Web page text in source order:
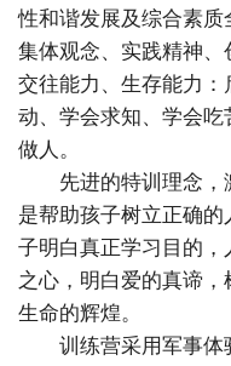
性和谐发展及综合素质
集体观念、实践精神、
交往能力、生存能力
动、学会求知、学会
做人。
先进的特训理念
是帮助孩子树立正确
子明白真正学习目的
之心，明白爱的真谛
生命的辉煌。
训练营采用军事体